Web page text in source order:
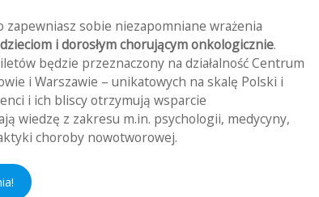
sobie niezapomniane wrażenia
i dorosłym chorującym onkologicznie.
będzie przeznaczony na działalność Centrum
i Warszawie – unikatowych na skalę Polski i
i ich bliscy otrzymują wsparcie
wiedzę z zakresu m.in. psychologii, medycyny,
choroby nowotworowej.